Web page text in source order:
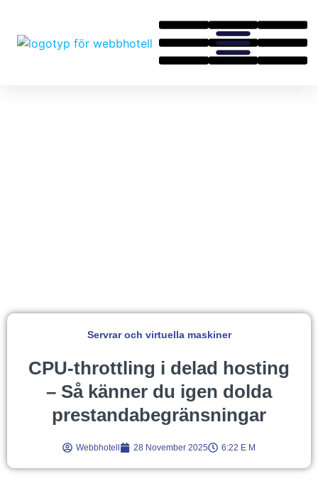
Servrar och virtuella maskiner
CPU-throttling i delad hosting
– Så känner du igen dolda
prestandabegränsningar
Webbhotell 28 November 2025 6:22 E M